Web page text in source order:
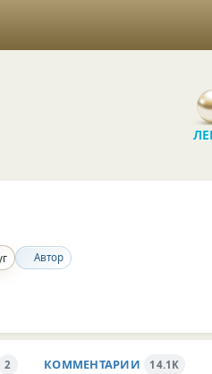
Автор
2 КОММЕНТАРИИ 14.1K